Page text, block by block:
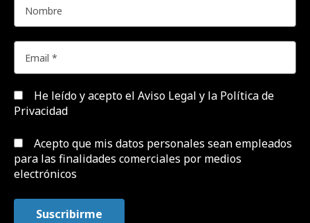
He leído y acepto el Aviso Legal y la Política de
Privacidad
Acepto que mis datos personales sean empleados
para las finalidades comerciales por medios
electrónicos